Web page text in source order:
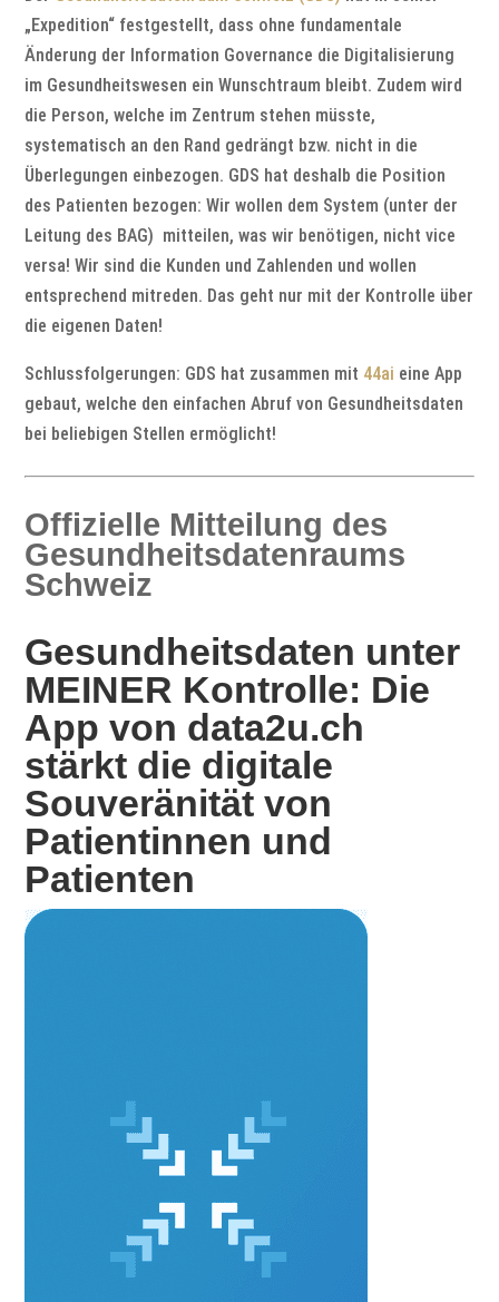
„Expedition“ festgestellt, dass ohne fundamentale
Änderung der Information Governance die Digitalisierung
im Gesundheitswesen ein Wunschtraum bleibt. Zudem wird
die Person, welche im Zentrum stehen müsste,
systematisch an den Rand gedrängt bzw. nicht in die
Überlegungen einbezogen. GDS hat deshalb die Position
des Patienten bezogen: Wir wollen dem System (unter der
Leitung des BAG) mitteilen, was wir benötigen, nicht vice
versa! Wir sind die Kunden und Zahlenden und wollen
entsprechend mitreden. Das geht nur mit der Kontrolle über
die eigenen Daten!
Schlussfolgerungen: GDS hat zusammen mit 44ai eine App
gebaut, welche den einfachen Abruf von Gesundheitsdaten
bei beliebigen Stellen ermöglicht!
Offizielle Mitteilung des
Gesundheitsdatenraums
Schweiz
Gesundheitsdaten unter
MEINER Kontrolle: Die
App von data2u.ch
stärkt die digitale
Souveränitätvon
Patientinnen und
Patienten